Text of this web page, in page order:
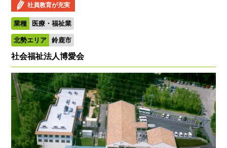
社員教育が充実
業種 医療・福祉業
北勢エリア 鈴鹿市
社会福祉法人博愛会